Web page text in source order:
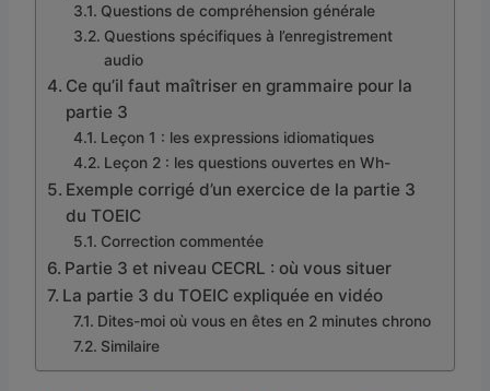
Questions de compréhension générale
Questions spécifiques à l’enregistrement
audio
Ce qu’il faut maîtriser en grammaire pour la
partie 3
Leçon 1 : les expressions idiomatiques
Leçon 2 : les questions ouvertes en Wh-
Exemple corrigé d’un exercice de la partie 3
du TOEIC
Correction commentée
Partie 3 et niveau CECRL : où vous situer
La partie 3 du TOEIC expliquée en vidéo
Dites-moi où vous en êtes en 2 minutes chrono
Similaire